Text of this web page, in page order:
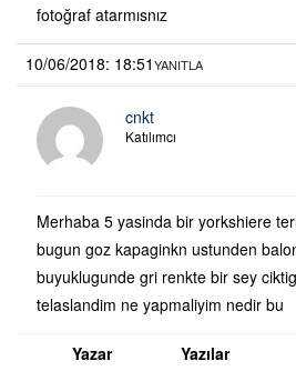
fotoğraf atarmısnız
10/06/2018: 18:51YANITLA
cnkt
Katılımcı
Merhaba 5 yasinda bir yorkshiere
bugun goz kapaginkn ustunden
buyuklugunde gri renkte bir sey
telaslandim ne yapmaliyim nedir bu
Yazar Yazılar